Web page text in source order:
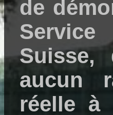
de
Suisse,
aucun
réelle à